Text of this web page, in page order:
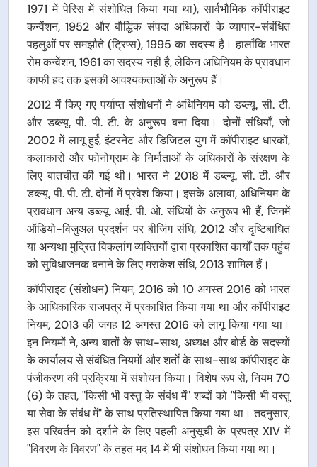
1971 में पेरिस में संशोधित किया गया था), सार्वभौमिक कॉपीराइट
कन्वेंशन, 1952 और बौद्धिक संपदा अधिकारों के व्यापार-संबंधित
पहलुओं पर समझौते (ट्रिप्स), 1995 का सदस्य है। हालाँकि भारत
रोम कन्वेंशन, 1961 का सदस्य नहीं है, लेकिन अधिनियम के प्रावधान
काफी हद तक इसकी आवश्यकताओं के अनुरूप हैं।
2012 में किए गए पर्याप्त संशोधनों ने अधिनियम को डब्ल्यू. सी. टी.
और डब्ल्यू. पी. पी. टी. के अनुरूप बना दिया। दोनों संधियाँ, जो
2002 में लागू हुईं, इंटरनेट और डिजिटल युग में कॉपीराइट धारकों,
कलाकारों और फोनोग्राम के निर्माताओं के अधिकारों के संरक्षण के
लिए बातचीत की गई थी। भारत ने 2018 में डब्ल्यू. सी. टी. और
डब्ल्यू. पी. पी. टी. दोनों में प्रवेश किया। इसके अलावा, अधिनियम के
प्रावधान अन्य डब्ल्यू. आई. पी. ओ. संधियों के अनुरूप भी हैं, जिनमें
ऑडियो-विज़ुअल प्रदर्शन पर बीजिंग संधि, 2012 और दृष्टिबाधित
या अन्यथा मुद्रित विकलांग व्यक्तियों द्वारा प्रकाशित कार्यों तक पहुंच
को सुविधाजनक बनाने के लिए मराकेश संधि, 2013 शामिल हैं।
कॉपीराइट (संशोधन) नियम, 2016 को 10 अगस्त 2016 को भारत
के आधिकारिक राजपत्र में प्रकाशित किया गया था और कॉपीराइट
नियम, 2013 की जगह 12 अगस्त 2016 को लागू किया गया था।
इन नियमों ने, अन्य बातों के साथ-साथ, अध्यक्ष और बोर्ड के सदस्यों
के कार्यालय से संबंधित नियमों और शर्तों के साथ-साथ कॉपीराइट के
पंजीकरण की प्रक्रिया में संशोधन किया। विशेष रूप से, नियम 70
(6) के तहत, "किसी भी वस्तु के संबंध में" शब्दों को "किसी भी वस्तु
या सेवा के संबंध में" के साथ प्रतिस्थापित किया गया था। तदनुसार,
इस परिवर्तन को दर्शाने के लिए पहली अनुसूची के प्रपत्र XIV में
"विवरण के विवरण" के तहत मद 14 में भी संशोधन किया गया था।